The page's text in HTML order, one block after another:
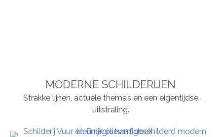
MODERNE SCHILDERIJEN
Strakke lijnen, actuele thema’s en een eigentijdse
uitstraling.